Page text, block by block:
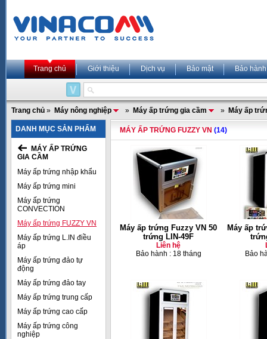
Trang chủ Giới thiệu Dịch vụ Bảo mật Bảo hành
Trang chủ » Máy nông nghiệp » Máy ấp trứng gia cầm » Máy ấp
DANH MỤC SẢN PHẨM
MÁY ẤP TRỨNG
GIA CẦM
Máy ấp trứng nhập khẩu
Máy ấp trứng mini
Máy ấp trứng
CONVECTION
Máy ấp trứng FUZZY VN
Máy ấp trứng L.IN điều
áp
Máy ấp trứng đảo tự
động
Máy ấp trứng đảo tay
Máy ấp trứng trung cấp
Máy ấp trứng cao cấp
Máy ấp trứng công
nghiệp
MÁY ẤP TRỨNG FUZZY VN (14)
Máy ấp trứng Fuzzy VN 50
trứng LIN-49F
Liên hệ
Bảo hành : 18 tháng
Máy ấp
Bảo